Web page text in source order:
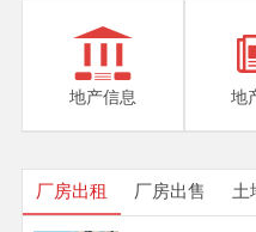
地产信息 地
厂房出租 厂房出售 土